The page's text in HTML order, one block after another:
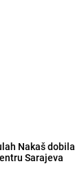
Nakaš dobila
Sarajeva